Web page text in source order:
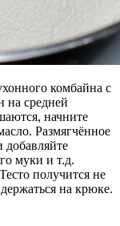
комбайна с
на средней
начните
Размягчённое
добавляйте
муки и т.д.
получится не
на крюке.